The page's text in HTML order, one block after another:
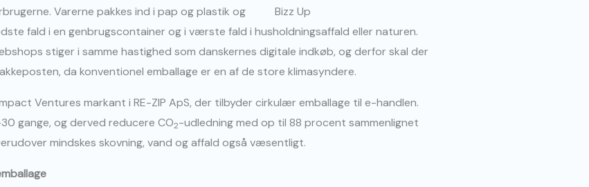
Varerne pakkes ind i pap og plastik og
fald i en genbrugscontainer og i værste fald i husholdningsaffald eller naturen.
stiger i samme hastighed som danskernes digitale indkøb, og derfor skal der
da konventionel emballage er en af de store klimasyndere.
Ventures markant i RE-ZIP ApS, der tilbyder cirkulær emballage til e-handlen.
gange, og derved reducere CO2-udledning med op til 88 procent sammenlignet
mindskes skovning, vand og affald også væsentligt.